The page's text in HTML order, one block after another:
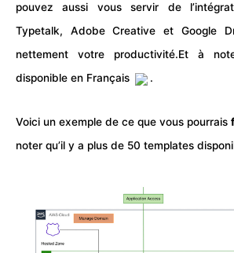
pouvez aussi vous servir de
Typetalk, Adobe Creative et Google
nettement votre productivité.Et à
disponible en Français
.
Voici un exemple de ce que vous pourrais
noter qu’il y a plus de 50 templates